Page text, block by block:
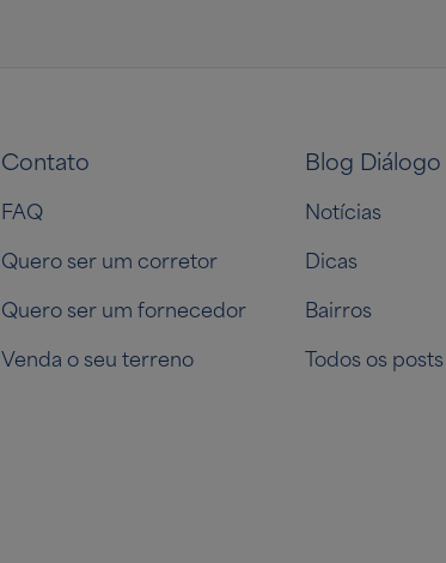
Contato
FAQ
Quero ser um corretor
Quero ser um fornecedor
Venda o seu terreno
Blog Diálogo
Notícias
Dicas
Bairros
Todos os posts